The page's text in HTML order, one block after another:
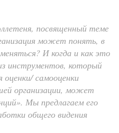
посвященный теме
может понять, в
И когда и как это
инструментов, который
самооценки
организации, может
Мы предлагаем его
общего видения